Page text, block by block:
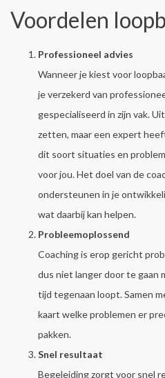
Voordelen
Professioneel advies
Wanneer je kiest voor
je verzekerd van
gespecialiseerd in zijn vak.
zetten, maar een expert
dit soort situaties en
voor jou. Het doel van de
ondersteunen in je
wat daarbij kan helpen.
Probleemoplossend
Coaching is erop gericht
dus niet langer door te gaan
tijd tegenaan loopt. Samen
kaart welke problemen er
pakken.
Snel resultaat
Begeleiding zorgt voor snel